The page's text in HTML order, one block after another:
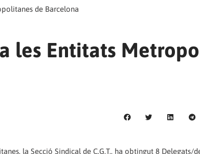
de Barcelona
les Entitats
la Secció Sindical de C.G.T., ha obtingut 8 Delegats/